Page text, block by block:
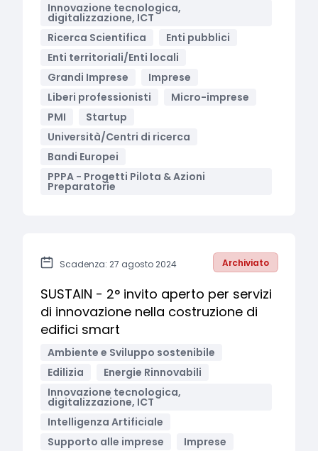
Innovazione tecnologica,
digitalizzazione, ICT
Ricerca Scientifica
Enti pubblici
Enti territoriali/Enti locali
Grandi Imprese
Imprese
Liberi professionisti
Micro-imprese
PMI
Startup
Università/Centri di ricerca
Bandi Europei
PPPA - Progetti Pilota & Azioni
Preparatorie
Scadenza: 27 agosto 2024 Archiviato
SUSTAIN - 2° invito aperto per servizi
di innovazione nella costruzione di
edifici smart
Ambiente e Sviluppo sostenibile
Edilizia
Energie Rinnovabili
Innovazione tecnologica,
digitalizzazione, ICT
Intelligenza Artificiale
Supporto alle imprese
Imprese